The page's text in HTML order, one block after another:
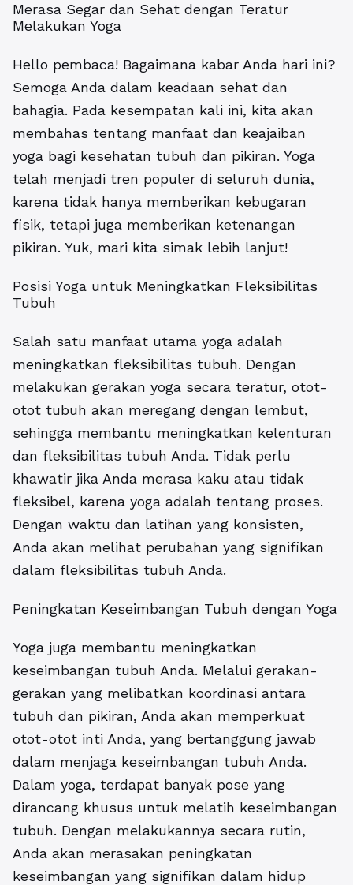
Merasa Segar dan Sehat dengan Teratur
Melakukan Yoga
Hello pembaca! Bagaimana kabar Anda hari ini?
Semoga Anda dalam keadaan sehat dan
bahagia. Pada kesempatan kali ini, kita akan
membahas tentang manfaat dan keajaiban
yoga bagi kesehatan tubuh dan pikiran. Yoga
telah menjadi tren populer di seluruh dunia,
karena tidak hanya memberikan kebugaran
fisik, tetapi juga memberikan ketenangan
pikiran. Yuk, mari kita simak lebih lanjut!
Posisi Yoga untuk Meningkatkan Fleksibilitas
Tubuh
Salah satu manfaat utama yoga adalah
meningkatkan fleksibilitas tubuh. Dengan
melakukan gerakan yoga secara teratur, otot-
otot tubuh akan meregang dengan lembut,
sehingga membantu meningkatkan kelenturan
dan fleksibilitas tubuh Anda. Tidak perlu
khawatir jika Anda merasa kaku atau tidak
fleksibel, karena yoga adalah tentang proses.
Dengan waktu dan latihan yang konsisten,
Anda akan melihat perubahan yang signifikan
dalam fleksibilitas tubuh Anda.
Peningkatan Keseimbangan Tubuh dengan Yoga
Yoga juga membantu meningkatkan
keseimbangan tubuh Anda. Melalui gerakan-
gerakan yang melibatkan koordinasi antara
tubuh dan pikiran, Anda akan memperkuat
otot-otot inti Anda, yang bertanggung jawab
dalam menjaga keseimbangan tubuh Anda.
Dalam yoga, terdapat banyak pose yang
dirancang khusus untuk melatih keseimbangan
tubuh. Dengan melakukannya secara rutin,
Anda akan merasakan peningkatan
keseimbangan yang signifikan dalam hidup